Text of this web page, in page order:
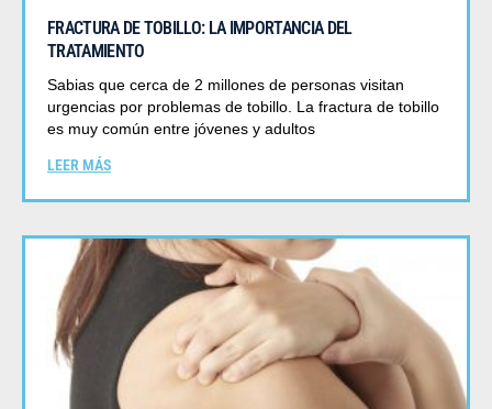
FRACTURA DE TOBILLO: LA IMPORTANCIA DEL
TRATAMIENTO
Sabias que cerca de 2 millones de personas visitan
urgencias por problemas de tobillo. La fractura de tobillo
es muy común entre jóvenes y adultos
LEER MÁS